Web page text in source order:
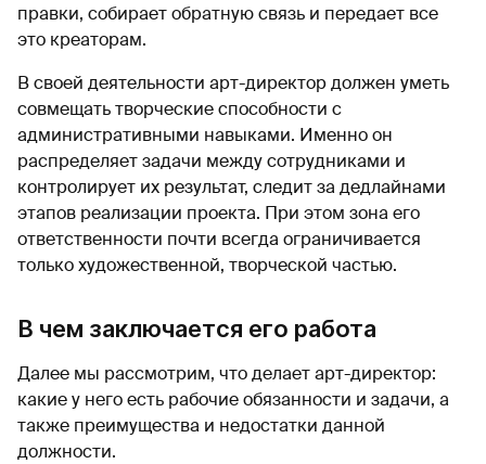
правки, собирает обратную связь и передает все
это креаторам.
В своей деятельности арт-директор должен уметь
совмещать творческие способности с
административными навыками. Именно он
распределяет задачи между сотрудниками и
контролирует их результат, следит за дедлайнами
этапов реализации проекта. При этом зона его
ответственности почти всегда ограничивается
только художественной, творческой частью.
В чем заключается его работа
Далее мы рассмотрим, что делает арт-директор:
какие у него есть рабочие обязанности и задачи, а
также преимущества и недостатки данной
должности.